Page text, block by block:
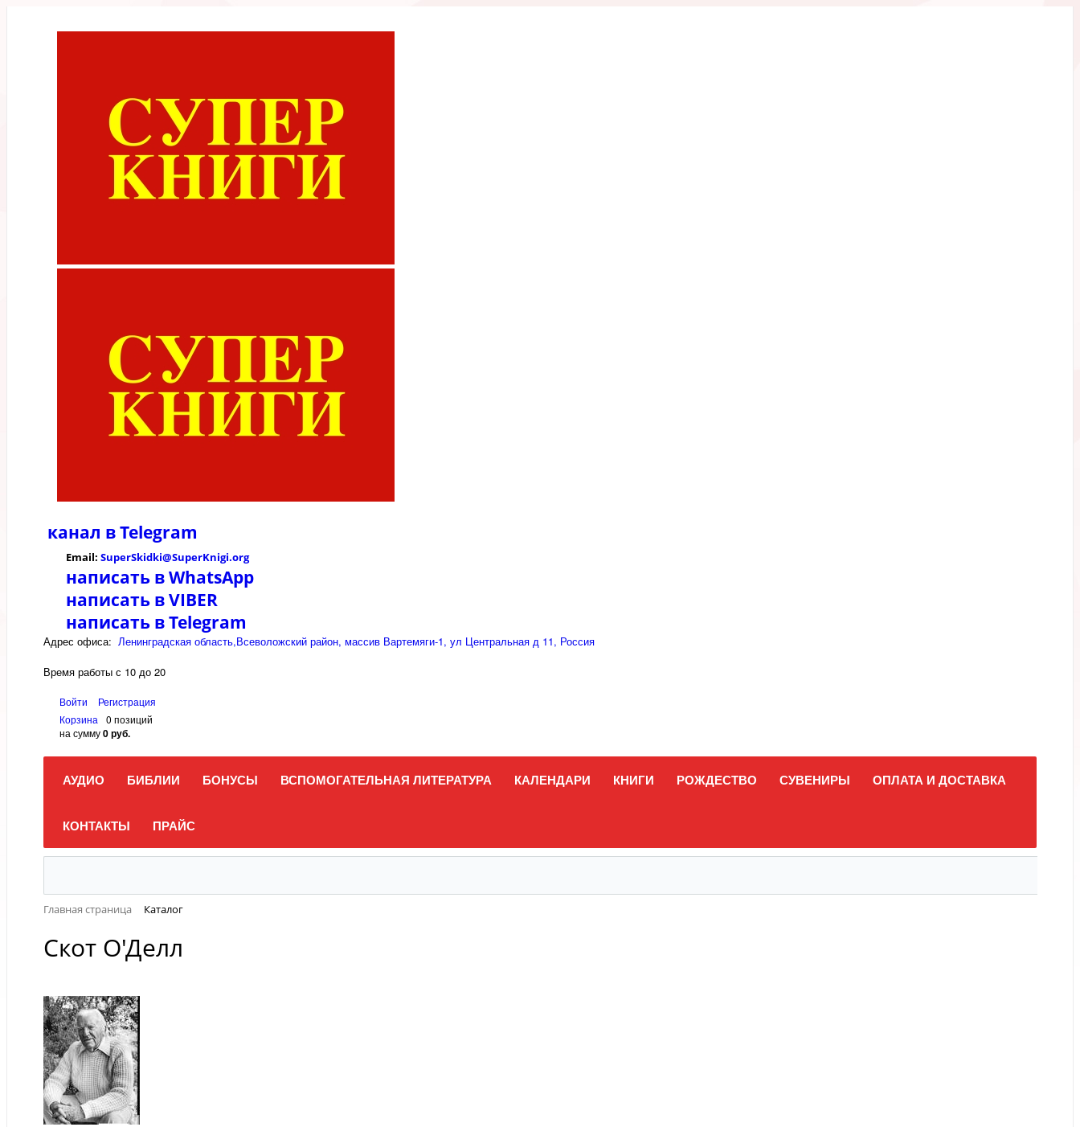
канал вTelegram
Email: SuperSkidki@SuperKnigi.org
написать в WhatsApp
написать в VIBER
написать в Telegram
Адрес офиса: Ленинградская область,Всеволожский район, массив Вартемяги-1, ул Центральная д 11, Россия
Время работы с 10 до 20
Войти
Регистрация
Корзина
0 позиций
на сумму0 руб.
АУДИО БИБЛИИ БОНУСЫ ВСПОМОГАТЕЛЬНАЯ ЛИТЕРАТУРА КАЛЕНДАРИ КНИГИ РОЖДЕСТВО СУВЕНИРЫ ОПЛАТА И ДОСТАВКА
КОНТАКТЫ ПРАЙС
Главная страница Каталог
Скот О'Делл